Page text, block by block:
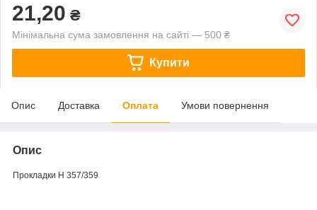
21,20 ₴
Мінімальна сума замовлення на сайті — 500 ₴
Купити
Опис Доставка Оплата Умови повернення
Опис
Прокладки H 357/359